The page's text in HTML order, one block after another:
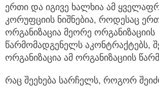
ერთი და იგივე ხალხია ამ
კორუფციის ნიშნებია, როდესაც
ორგანიზაცია მეორე ორგანიზაციის
წარმომადგენელს აკონტრაქტებს,
ორგანიზაცია ამ ორგანიზაციის
რაც შეეხება სარჩელს, როგორ